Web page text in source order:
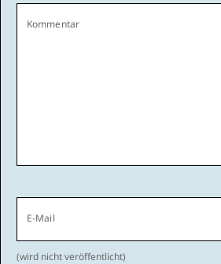
Kommentar
E-Mail
(wird nicht veröffentlicht)